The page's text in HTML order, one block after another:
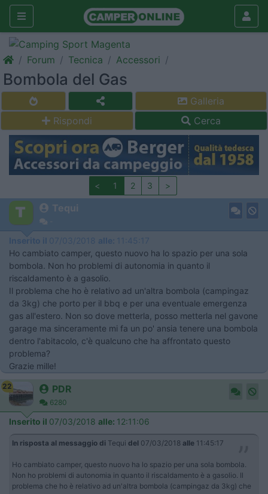
Forum Tecnica Accessori
Bombola del Gas
Galleria
Rispondi
Cerca
< 1 2 3 >
Tequi
Inserito il 07/03/2018 alle: 11:45:17
Ho cambiato camper, questo nuovo ha lo spazio per una sola
bombola. Non ho problemi di autonomia in quanto il
riscaldamento è a gasolio.
Il problema che ho è relativo ad un'altra bombola (campingaz
da 3kg) che porto per il bbq e per una eventuale emergenza
gas all'estero. Non so dove metterla, posso metterla nel gavone
garage ma sinceramente mi fa un po' ansia tenere una bombola
dentro l'abitacolo, c'è qualcuno che ha affrontato questo
problema?
Grazie mille!
22 PDR
6280
Inserito il 07/03/2018 alle: 12:11:06
In risposta al messaggio di Tequi del 07/03/2018 alle 11:45:17
Ho cambiato camper, questo nuovo ha lo spazio per una sola bombola.
Non ho problemi di autonomia in quanto il riscaldamento è a gasolio. Il
problema che ho è relativo ad un'altra bombola (campingaz da 3kg) che